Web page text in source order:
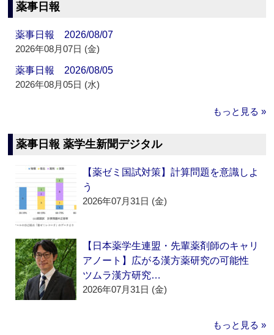
薬事日報
薬事日報 2026/08/07
2026年08月07日 (金)
薬事日報 2026/08/05
2026年08月05日 (水)
もっと見る »
薬事日報 薬学生新聞デジタル
【薬ゼミ国試対策】計算問題を意識しよ
う
2026年07月31日 (金)
【日本薬学生連盟・先輩薬剤師のキャリ
アノート】広がる漢方薬研究の可能性
ツムラ漢方研究…
2026年07月31日 (金)
もっと見る »